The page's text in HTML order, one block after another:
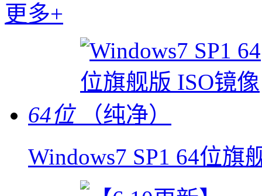
更多+
64位
Windows7 SP1 64位旗